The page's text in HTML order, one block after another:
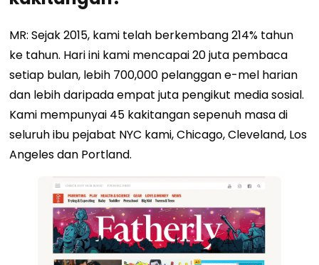
MR: Sejak 2015, kami telah berkembang 214% tahun
ke tahun. Hari ini kami mencapai 20 juta pembaca
setiap bulan, lebih 700,000 pelanggan e-mel harian
dan lebih daripada empat juta pengikut media sosial.
Kami mempunyai 45 kakitangan sepenuh masa di
seluruh ibu pejabat NYC kami, Chicago, Cleveland, Los
Angeles dan Portland.